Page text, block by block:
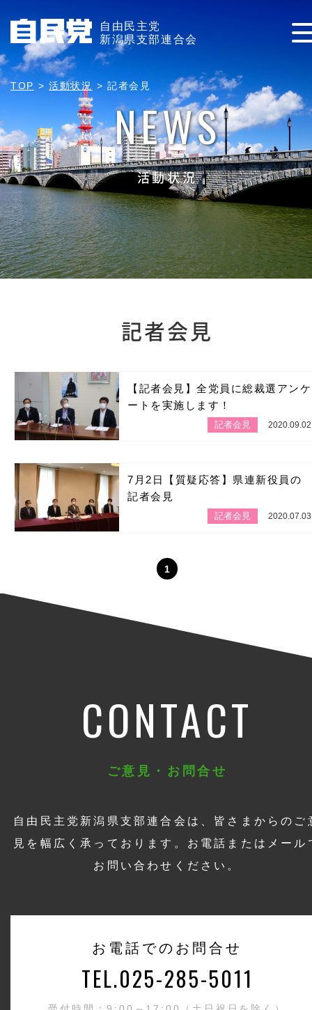
自由民主党
新潟県支部連合会
TOP >活動状況 > 記者会見
NEWS
活動状況
記者会見
【記者会見】全党員に総裁選アンケ
ートを実施します！
記者会見 2020.09.02
7月2日【質疑応答】県連新役員の
記者会見
記者会見 2020.07.03
1
CONTACT
ご意見・お問合せ
自由民主党新潟県支部連合会は、皆さまからのご
見を幅広く承っております。お電話またはメール
お問い合わせください。
お電話でのお問合せ
TEL.025-285-5011